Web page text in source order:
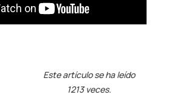
Este artículo se ha leído
1213 veces.